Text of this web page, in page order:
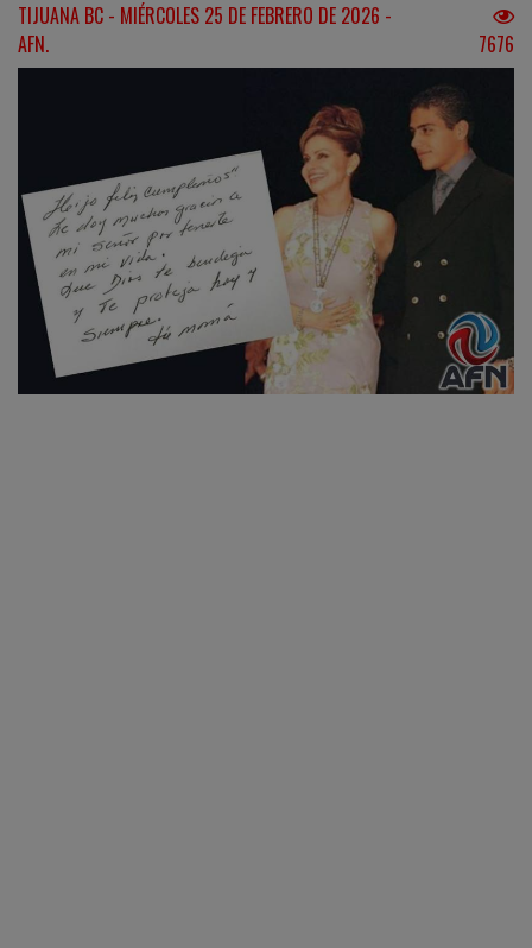
TIJUANA BC - MIÉRCOLES 25 DE FEBRERO DE 2026 -
AFN.
7676